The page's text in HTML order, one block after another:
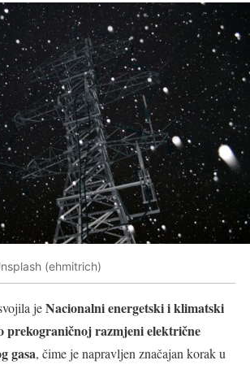
(ehmitrich)
jeNacionalni energetski i klimatski
prekograničnoj razmjeni električne
gasa, čime je napravljen značajan korak u